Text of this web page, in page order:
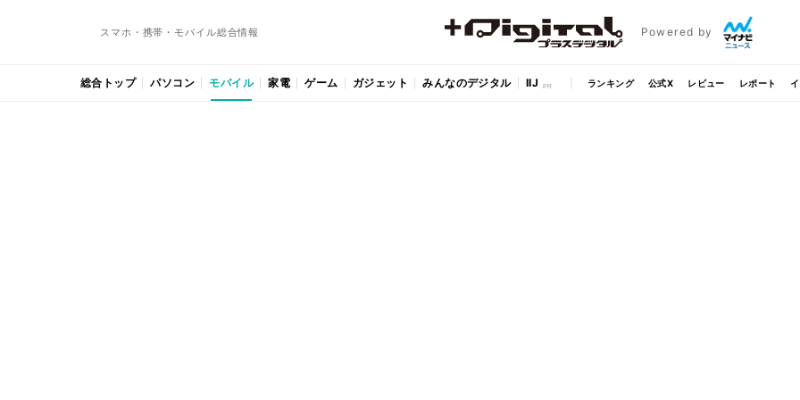
スマホ・携帯・モバイル総合情報 Powered by
総合トップ パソコン モバイル 家電 ゲーム ガジェット みんなのデジタル IIJ ランキング 公式X レビュー レポート